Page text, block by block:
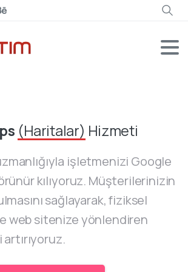
(Haritalar) Hizmeti
işletmenizi Google
kılıyoruz. Müşterilerinizin
sağlayarak, fiziksel
web sitenize yönlendiren